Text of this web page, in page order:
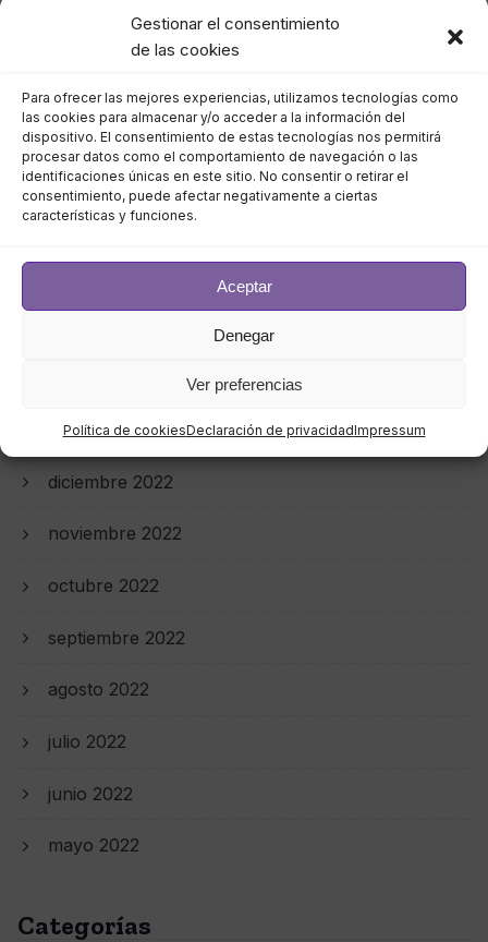
Gestionar el consentimiento
de las cookies
Para ofrecer las mejores experiencias, utilizamos tecnologías como
las cookies para almacenar y/o acceder a la información del
dispositivo. El consentimiento de estas tecnologías nos permitirá
procesar datos como el comportamiento de navegación o las
identificaciones únicas en este sitio. No consentir o retirar el
consentimiento, puede afectar negativamente a ciertas
características y funciones.
Aceptar
Denegar
Ver preferencias
Política de cookiesDeclaración de privacidadImpressum
septiembre 2023
julio 2023
junio 2023
mayo 2023
enero 2023
diciembre 2022
noviembre 2022
octubre 2022
septiembre 2022
agosto 2022
julio 2022
junio 2022
mayo 2022
Categorías